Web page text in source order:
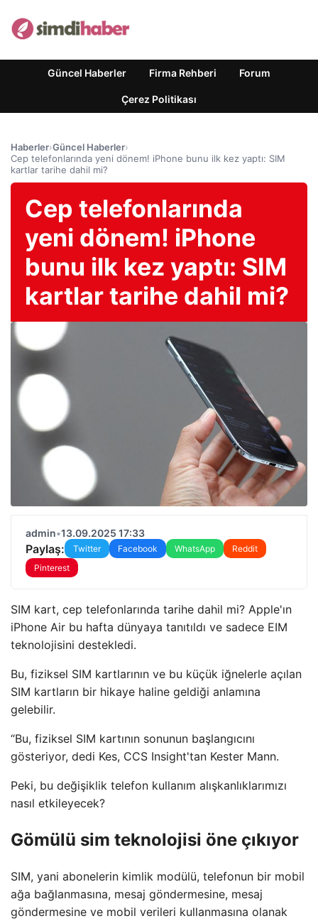
Güncel Haberler Firma Rehberi Forum
Çerez Politikası
Haberler›Güncel Haberler›
Cep telefonlarında yeni dönem! iPhone bunu ilk kez yaptı: SIM
kartlar tarihe dahil mi?
Cep telefonlarında
yeni dönem! iPhone
bunu ilk kez yaptı: SIM
kartlar tarihe dahil mi?
admin•13.09.2025 17:33
Paylaş: Twitter Facebook WhatsApp
Reddit
Pinterest
SIM kart, cep telefonlarında tarihe dahil mi? Apple'ın
iPhone Air bu hafta dünyaya tanıtıldı ve sadece EIM
teknolojisini destekledi.
Bu, fiziksel SIM kartlarının ve bu küçük iğnelerle açılan
SIM kartların bir hikaye haline geldiği anlamına
gelebilir.
“Bu, fiziksel SIM kartının sonunun başlangıcını
gösteriyor, dedi Kes, CCS Insight'tan Kester Mann.
Peki, bu değişiklik telefon kullanım alışkanlıklarımızı
nasıl etkileyecek?
Gömülü sim teknolojisi öne çıkıyor
SIM, yani abonelerin kimlik modülü, telefonun bir mobil
ağa bağlanmasına, mesaj göndermesine, mesaj
göndermesine ve mobil verileri kullanmasına olanak